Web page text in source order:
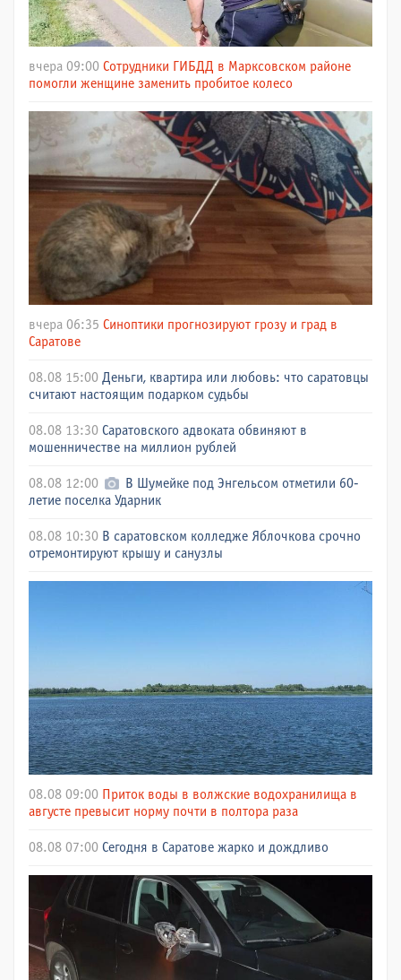
вчера 09:00 Сотрудники ГИБДД в Марксовском районе
помогли женщине заменить пробитое колесо
вчера 06:35 Синоптики прогнозируют грозу и град в
Саратове
08.08 15:00 Деньги, квартира или любовь: что саратовцы
считают настоящим подарком судьбы
08.08 13:30 Саратовского адвоката обвиняют в
мошенничестве на миллион рублей
08.08 12:00
В Шумейке под Энгельсом отметили 60-
летие поселка Ударник
08.08 10:30 В саратовском колледже Яблочкова срочно
отремонтируют крышу и санузлы
08.08 09:00 Приток воды в волжские водохранилища в
августе превысит норму почти в полтора раза
08.08 07:00 Сегодня в Саратове жарко и дождливо